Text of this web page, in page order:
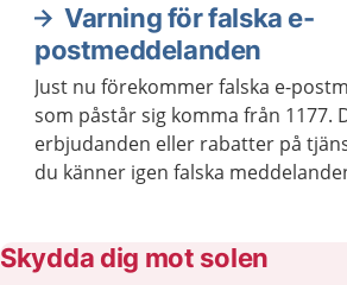
Varning för falska e-
postmeddelanden
Just nu förekommer falska e-
som påstår sig komma från 1177.
erbjudanden eller rabatter på
du känner igen falska
Skydda dig mot solen